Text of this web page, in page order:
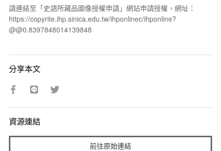
請連結至「史語所藏品圖像授權申請」網站申請授權，網址：
https://copyrite.ihp.sinica.edu.tw/ihponlinec/ihponline?
@@0.8397848014139848
分享本文
資源連結
前往原始連結